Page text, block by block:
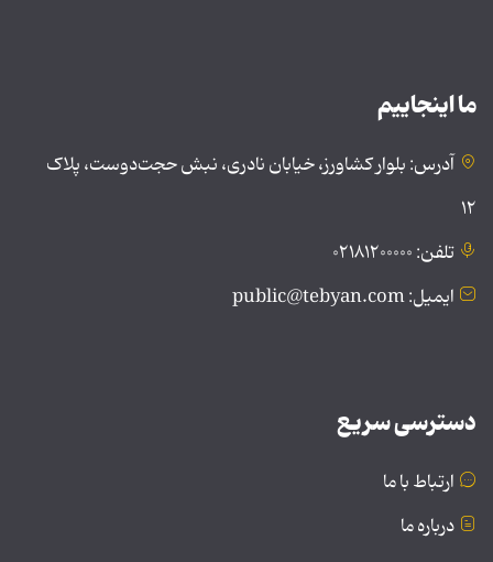
ما اینجاییم
آدرس: بلوار کشاورز، خیابان نادری، نبش حجت‌دوست، پلاک
۱۲
تلفن: ۰۲۱۸۱۲۰۰۰۰۰
ایمیل: public@tebyan.com
دسترسی سریع
ارتباط با ما
درباره ما